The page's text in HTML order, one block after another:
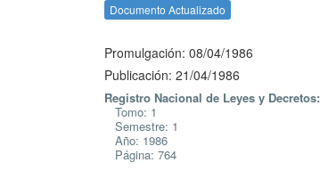
Documento Actualizado
Promulgación: 08/04/1986
Publicación: 21/04/1986
Registro Nacional de Leyes y Decretos:
Tomo: 1
Semestre: 1
Año: 1986
Página: 764